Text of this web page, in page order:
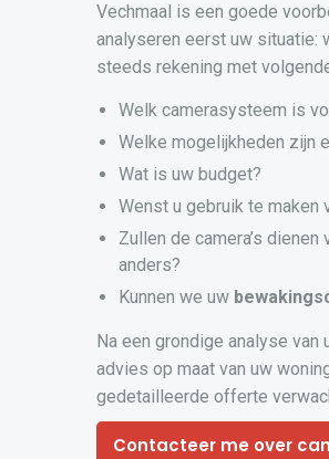
Vechmaal is een goede
analyseren eerst uw situatie:
steeds rekening met
Welk camerasysteem is
Welke mogelijkheden zijn
Wat is uw budget?
Wenst u gebruik te maken
Zullen de camera’s dienen
anders?
Kunnen we uw
Na een grondige analyse
advies op maat van uw
gedetailleerde offerte
Contacteer me over